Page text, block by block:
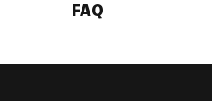
FAQ